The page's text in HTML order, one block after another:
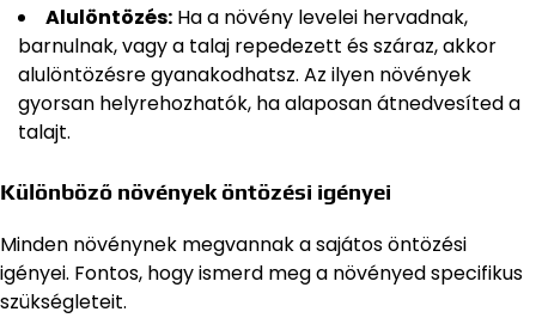
Alulöntözés: Ha a növény levelei hervadnak,
barnulnak, vagy a talaj repedezett és száraz, akkor
alulöntözésre gyanakodhatsz. Az ilyen növények
gyorsan helyrehozhatók, ha alaposan átnedvesíted a
talajt.
Különböző növények öntözési igényei
Minden növénynek megvannak a sajátos öntözési
igényei. Fontos, hogy ismerd meg a növényed specifikus
szükségleteit.